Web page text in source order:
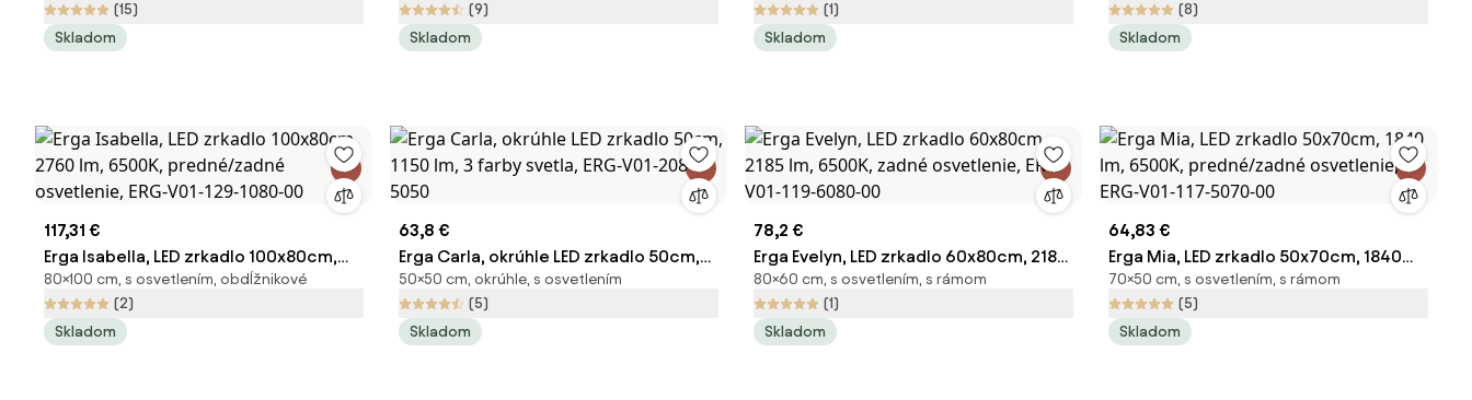
8080
(15)
Skladom
7070
(9)
Skladom
osvetlenie, ERG-V01-129-1280-00
(1)
Skladom
7070
(8)
Skladom
117,31 €
Erga Isabella, LED zrkadlo 100x80cm,
2760 lm, 6500K, predné/zadné
osvetlenie, ERG-V01-129-1080-00
80×100 cm, s osvetlením, obdĺžnikové
(2)
Skladom
63,8 €
Erga Carla, okrúhle LED zrkadlo 50cm,
1150 lm, 3 farby svetla, ERG-V01-208-
5050
50×50 cm, okrúhle, s osvetlením
(5)
Skladom
78,2 €
Erga Evelyn, LED zrkadlo 60x80cm, 2185
lm, 6500K, zadné osvetlenie, ERG-V01-
119-6080-00
80×60 cm, s osvetlením, s rámom
(1)
Skladom
64,83 €
Erga Mia, LED zrkadlo 50x70cm, 1840
lm, 6500K, predné/zadné osvetlenie,
ERG-V01-117-5070-00
70×50 cm, s osvetlením, s rámom
(5)
Skladom